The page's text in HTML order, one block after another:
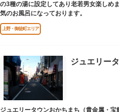
の3種の湯に設定してあり老若男女楽しめ
気のお風呂になっております。
上野・御徒町エリア
ジュエリー
ジュエリータウンおかちまち（貴金属・